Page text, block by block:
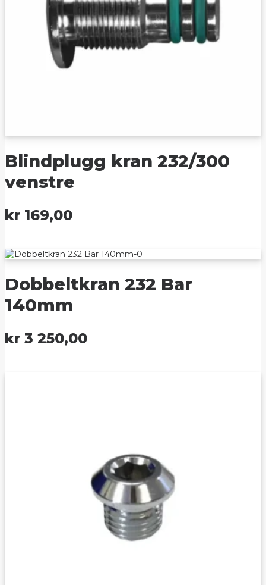
Blindplugg kran 232/300
venstre
kr 169,00
Dobbeltkran 232 Bar
140mm
kr 3 250,00